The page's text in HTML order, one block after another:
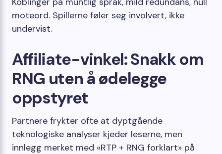
moteord. Spillerne føler seg involvert, ikke
undervist.
Affiliate-vinkel: Snakk om
RNG uten å ødelegge
oppstyret
Partnere frykter ofte at dyptgående
teknologiske analyser kjeder leserne, men
innlegg merket med «RTP + RNG forklart» på